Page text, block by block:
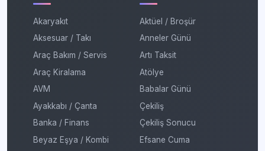
Akaryakıt
Aksesuar / Takı
Araç Bakım / Servis
Araç Kiralama
AVM
Ayakkabı / Çanta
Banka / Finans
Beyaz Eşya / Kombi
Aktüel / Broşür
Anneler Günü
Artı Taksit
Atölye
Babalar Günü
Çekiliş
Çekiliş Sonucu
Efsane Cuma